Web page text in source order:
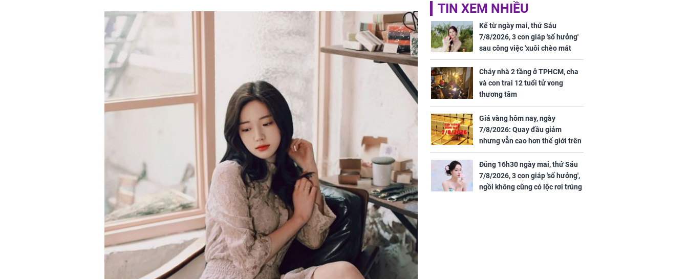
Lý Liên Kiệt lên tiếng
sau tin đồn thay tim,
cởi áo chứng minh sức
khỏe
Cô gái bị ép đi xem
mắt, nhưng vừa thấy
đối tượng mai mối thì
đỏ mặt ‘đứng hình’
không đồng hành cùng
Châu Tinh Trì, Địch Lệ
Nhiệt Ba quảng bá
TIN XEM NHIỀU
Kể từ ngày mai, thứ Sáu
7/8/2026, 3 con giáp 'số hưởng'
sau công việc 'xuôi chèo mát
mái', tiền tài 'thu về như nước',
tình duyên viên mãn
Cháy nhà 2 tầng ở TPHCM, cha
và con trai 12 tuổi tử vong
thương tâm
Giá vàng hôm nay, ngày
7/8/2026: Quay đầu giảm
nhưng vẫn cao hơn thế giới trên
7 triệu đồng
Đúng 16h30 ngày mai, thứ Sáu
7/8/2026, 3 con giáp 'số hưởng',
ngồi không cũng có lộc rơi trúng